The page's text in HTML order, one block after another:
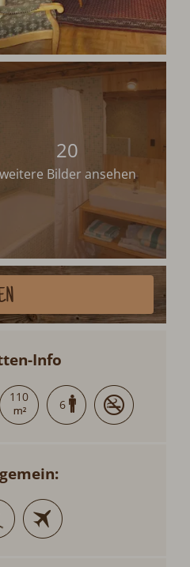
20
weitere Bilder ansehen
Info
110
6